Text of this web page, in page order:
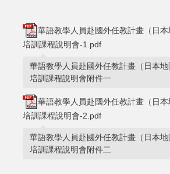
華語教學人員赴國外任教計畫（日
培訓課程說明會-1.pdf
華語教學人員赴國外任教計畫（日本
培訓課程說明會附件一
華語教學人員赴國外任教計畫（日
培訓課程說明會-2.pdf
華語教學人員赴國外任教計畫（日本
培訓課程說明會附件二